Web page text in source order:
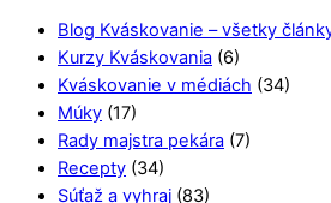
Blog Kváskovanie – všetky
Kurzy Kváskovania (6)
Kváskovanie v médiách (34)
Múky (17)
Rady majstra pekára (7)
Recepty (34)
Súťaž a vyhraj (83)